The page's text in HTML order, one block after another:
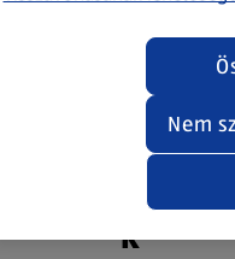
NYEREMÉNYJÁTÉ
K
Nem